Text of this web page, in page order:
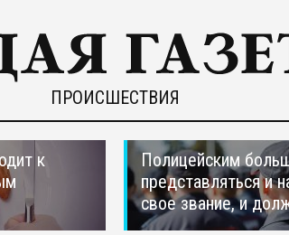
ПРОИСШЕСТВИЯ
к
Полицейским
представляться и
свое звание, и